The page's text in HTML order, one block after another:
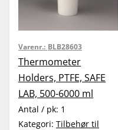
Varenr.: BLB28603
Thermometer
Holders, PTFE, SAFE
LAB, 500-6000 ml
Antal / pk: 1
Kategori: Tilbehør til